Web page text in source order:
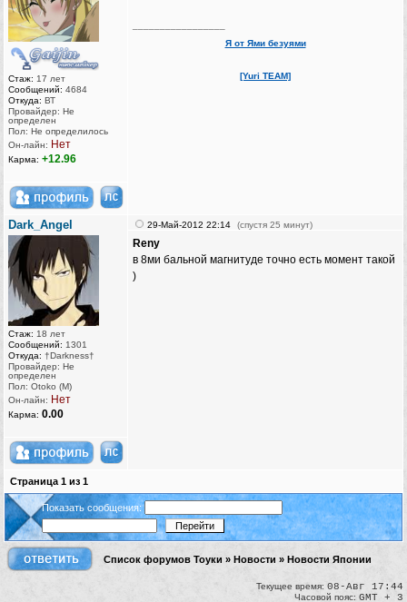
Стаж: 17 лет
Сообщений: 4684
Откуда: ВТ
Провайдер: Не
определен
Пол: Не определилось
Он-лайн: Нет
Карма: +12.96
Я от Ями безуями
[Yuri TEAM]
Dark_Angel
Стаж: 18 лет
Сообщений: 1301
Откуда: †Darkness†
Провайдер: Не
определен
Пол: Otoko (M)
Он-лайн: Нет
Карма: 0.00
29-Май-2012 22:14 (спустя 25 минут)
Reny
в 8ми бальной магнитуде точно есть момент такой
)
Страница 1 из 1
Показать сообщения:
Список форумов Тоуки » Новости » Новости Японии
Текущее время: 08-Авг 17:44
Часовой пояс: GMT + 3